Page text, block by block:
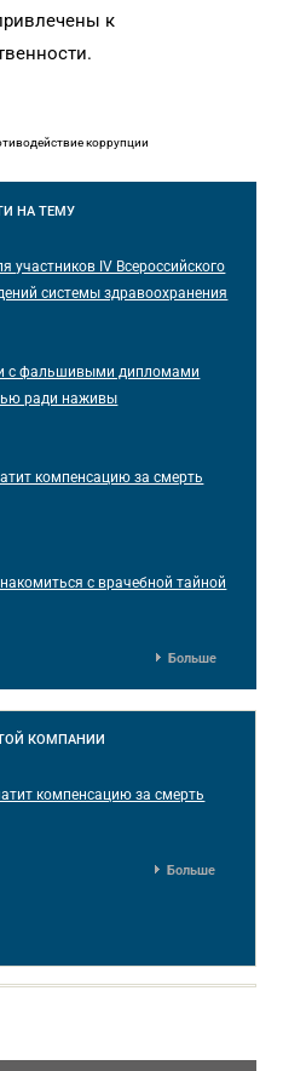
к
коррупции
НА ТЕМУ
участников IV Всероссийского
системы здравоохранения
с фальшивыми дипломами
ради наживы
компенсацию за смерть
с врачебной тайной
Больше
КОМПАНИИ
компенсацию за смерть
Больше